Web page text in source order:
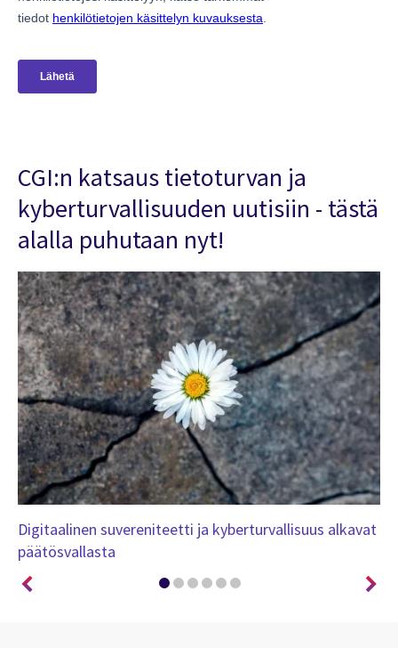
CGI:n katsaus tietoturvan ja
kyberturvallisuuden uutisiin - tästä
alalla puhutaan nyt!
Digitaalinen suvereniteetti ja kyberturvallisuus alkavat
päätösvallasta